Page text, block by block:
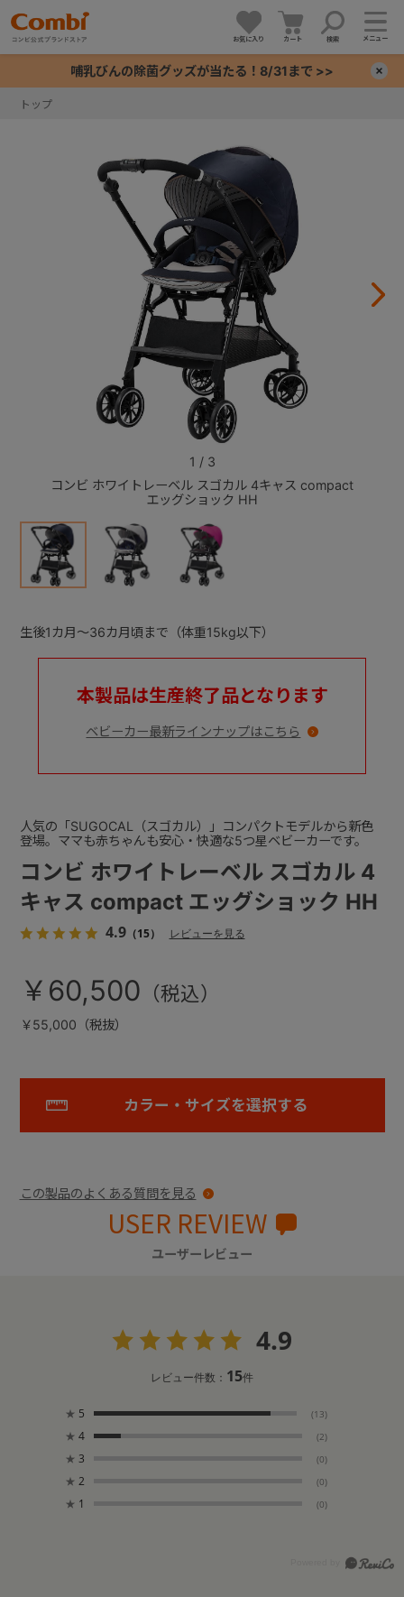
お気に入り カート 検索 メニュー
哺乳びんの除菌グッズが当たる！8/31まで >>
トップ
コンビ ホワイトレーベル スゴカル 4キャス compact
エッグショック HH
1 / 3
コンビ ホワイトレーベル スゴカル 4
キャス compact エッグショック HH
4.9（15） レビューを見る
人気の「SUGOCAL（スゴカル）」コンパクトモデルから新色
登場。ママも赤ちゃんも安心・快適な5つ星ベビーカーです。
￥60,500
￥55,000（税抜）
カラー・サイズを選択する
この製品のよくある質問を見る
生後1カ月～36カ月頃まで（体重15kg以下）
本製品は生産終了品となります
ベビーカー最新ラインナップはこちら
USER REVIEW
ユーザーレビュー
4.9
レビュー件数： 15件
★ 5 (13)
★ 4 (2)
★ 3 (0)
★ 2 (0)
★ 1 (0)